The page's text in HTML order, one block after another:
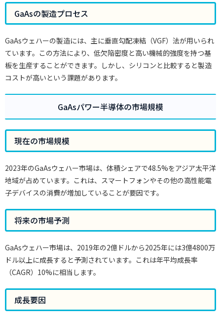
GaAsの製造プロセス
GaAsウェハーの製造には、主に垂直勾配凍結（VGF）法が用いられ
ています。この方法により、低欠陥密度と高い機械的強度を持つ基
板を生産することができます。しかし、シリコンと比較すると製造
コストが高いという課題があります。
GaAsパワー半導体の市場規模
現在の市場規模
2023年のGaAsウェハー市場は、体積シェアで48.5%をアジア太平洋
地域が占めています。これは、スマートフォンやその他の高性能電
子デバイスの消費が増加していることが要因です。
将来の市場予測
GaAsウェハー市場は、2019年の2億ドルから2025年には3億4800万
ドル以上に成長すると予測されています。これは年平均成長率
（CAGR）10%に相当します。
成長要因